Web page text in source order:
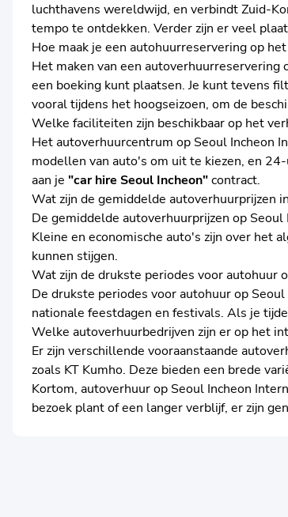
luchthavens wereldwijd, en verbindt Zuid-
tempo te ontdekken. Verder zijn er veel
Hoe maak je een autohuurreservering op
Het maken van een autoverhuurreservering
een boeking kunt plaatsen. Je kunt tevens
vooral tijdens het hoogseizoen, om de
Welke faciliteiten zijn beschikbaar op het
Het autoverhuurcentrum op Seoul Incheon
modellen van auto's om uit te kiezen, en
aan je "car hire Seoul Incheon"contract.
Wat zijn de gemiddelde autoverhuurprijzen
De gemiddelde autoverhuurprijzen op
Kleine en economische auto's zijn over het
kunnen stijgen.
Wat zijn de drukste periodes voor autohuur
De drukste periodes voor autohuur op
nationale feestdagen en festivals. Als je
Welke autoverhuurbedrijven zijn er op het
Er zijn verschillende vooraanstaande
zoals KT Kumho. Deze bieden een brede
Kortom, autoverhuur op Seoul Incheon
bezoek plant of een langer verblijf, er zijn